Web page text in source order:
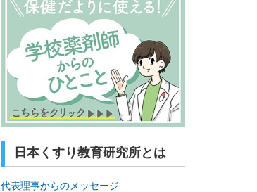
日本くすり教育研究所とは
代表理事からのメッセージ